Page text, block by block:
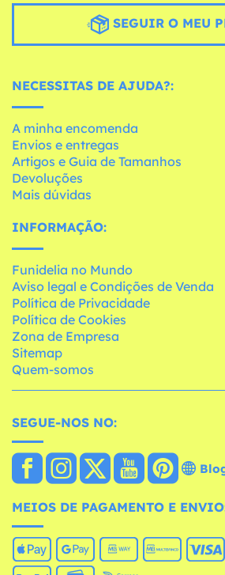
SEGUIR O MEU
NECESSITAS DE AJUDA?:
A minha encomenda
Envios e entregas
Artigos e Guia de Tamanhos
Devoluções
Mais dúvidas
INFORMAÇÃO:
Funidelia no Mundo
Aviso legal e Condições de Venda
Política de Privacidade
Política de Cookies
Zona de Empresa
Sitemap
Quem-somos
SEGUE-NOS NO:
MEIOS DE PAGAMENTO E